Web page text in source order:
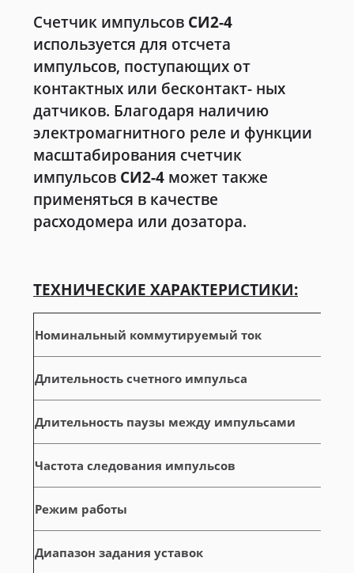
Счетчик импульсов СИ2-4
используется для отсчета
импульсов, поступающих от
контактных или бесконтакт- ных
датчиков. Благодаря наличию
электромагнитного реле и функции
масштабирования счетчик
импульсов СИ2-4 может также
применяться в качестве
расходомера или дозатора.
ТЕХНИЧЕСКИЕ ХАРАКТЕРИСТИКИ:
Номинальный коммутируемый ток
Длительность счетного импульса
Длительность паузы между импульсами
Частота следования импульсов
Режим работы
Диапазон задания уставок